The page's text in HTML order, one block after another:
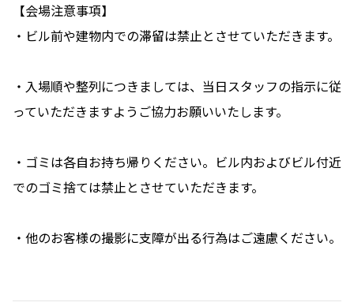
【会場注意事項】
・ビル前や建物内での滞留は禁止とさせていただきます。
・入場順や整列につきましては、当日スタッフの指示に従
っていただきますようご協力お願いいたします。
・ゴミは各自お持ち帰りください。ビル内およびビル付近
でのゴミ捨ては禁止とさせていただきます。
・他のお客様の撮影に支障が出る行為はご遠慮ください。